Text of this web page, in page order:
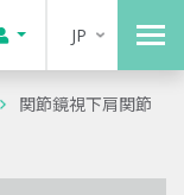
JP
関節鏡視下肩関節